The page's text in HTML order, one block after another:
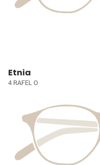
Etnia
4 RAFEL O